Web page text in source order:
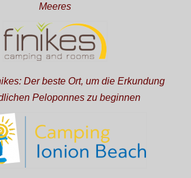
Meeres
Der beste Ort, um die Erkundung
Peloponnes zu beginnen